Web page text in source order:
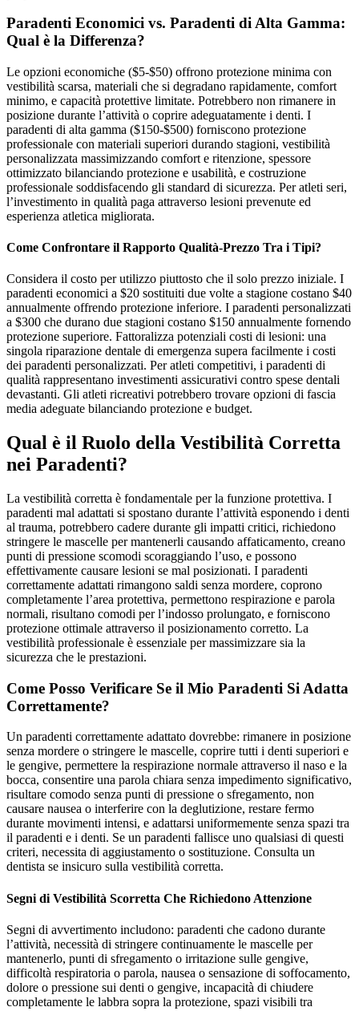
Paradenti Economici vs. Paradenti di Alta Gamma:
Qual è la Differenza?
Le opzioni economiche ($5-$50) offrono protezione minima con
vestibilità scarsa, materiali che si degradano rapidamente, comfort
minimo, e capacità protettive limitate. Potrebbero non rimanere in
posizione durante l’attività o coprire adeguatamente i denti. I
paradenti di alta gamma ($150-$500) forniscono protezione
professionale con materiali superiori durando stagioni, vestibilità
personalizzata massimizzando comfort e ritenzione, spessore
ottimizzato bilanciando protezione e usabilità, e costruzione
professionale soddisfacendo gli standard di sicurezza. Per atleti seri,
l’investimento in qualità paga attraverso lesioni prevenute ed
esperienza atletica migliorata.
Come Confrontare il Rapporto Qualità-Prezzo Tra i Tipi?
Considera il costo per utilizzo piuttosto che il solo prezzo iniziale. I
paradenti economici a $20 sostituiti due volte a stagione costano $40
annualmente offrendo protezione inferiore. I paradenti personalizzati
a $300 che durano due stagioni costano $150 annualmente fornendo
protezione superiore. Fattoralizza potenziali costi di lesioni: una
singola riparazione dentale di emergenza supera facilmente i costi
dei paradenti personalizzati. Per atleti competitivi, i paradenti di
qualità rappresentano investimenti assicurativi contro spese dentali
devastanti. Gli atleti ricreativi potrebbero trovare opzioni di fascia
media adeguate bilanciando protezione e budget.
Qual è il Ruolo della Vestibilità Corretta
nei Paradenti?
La vestibilità corretta è fondamentale per la funzione protettiva. I
paradenti mal adattati si spostano durante l’attività esponendo i denti
al trauma, potrebbero cadere durante gli impatti critici, richiedono
stringere le mascelle per mantenerli causando affaticamento, creano
punti di pressione scomodi scoraggiando l’uso, e possono
effettivamente causare lesioni se mal posizionati. I paradenti
correttamente adattati rimangono saldi senza mordere, coprono
completamente l’area protettiva, permettono respirazione e parola
normali, risultano comodi per l’indosso prolungato, e forniscono
protezione ottimale attraverso il posizionamento corretto. La
vestibilità professionale è essenziale per massimizzare sia la
sicurezza che le prestazioni.
Come Posso Verificare Se il Mio Paradenti Si Adatta
Correttamente?
Un paradenti correttamente adattato dovrebbe: rimanere in posizione
senza mordere o stringere le mascelle, coprire tutti i denti superiori e
le gengive, permettere la respirazione normale attraverso il naso e la
bocca, consentire una parola chiara senza impedimento significativo,
risultare comodo senza punti di pressione o sfregamento, non
causare nausea o interferire con la deglutizione, restare fermo
durante movimenti intensi, e adattarsi uniformemente senza spazi tra
il paradenti e i denti. Se un paradenti fallisce uno qualsiasi di questi
criteri, necessita di aggiustamento o sostituzione. Consulta un
dentista se insicuro sulla vestibilità corretta.
Segni di Vestibilità Scorretta Che Richiedono Attenzione
Segni di avvertimento includono: paradenti che cadono durante
l’attività, necessità di stringere continuamente le mascelle per
mantenerlo, punti di sfregamento o irritazione sulle gengive,
difficoltà respiratoria o parola, nausea o sensazione di soffocamento,
dolore o pressione sui denti o gengive, incapacità di chiudere
completamente le labbra sopra la protezione, spazi visibili tra